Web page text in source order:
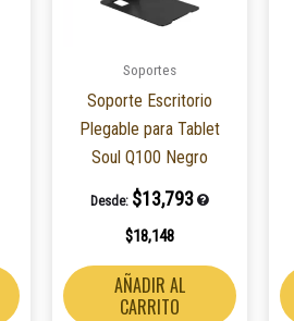
Soportes
Soporte Escritorio
Plegable para Tablet
Soul Q100 Negro
Desde: $13,793
$18,148
AÑADIR AL
CARRITO